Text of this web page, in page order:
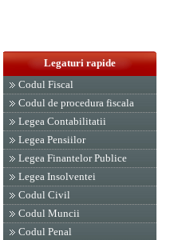
Legaturi rapide
Codul Fiscal
Codul de procedura fiscala
Legea Contabilitatii
Legea Pensiilor
Legea Finantelor Publice
Legea Insolventei
Codul Civil
Codul Muncii
Codul Penal